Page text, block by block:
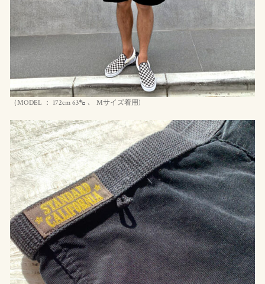
（MODEL ： 172cm 63㌔ 、 Mサイズ着用)